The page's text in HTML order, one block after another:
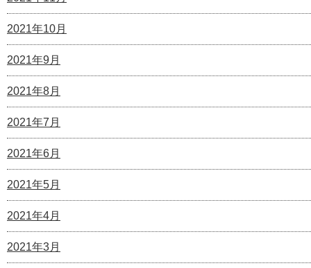
2021年10月
2021年9月
2021年8月
2021年7月
2021年6月
2021年5月
2021年4月
2021年3月